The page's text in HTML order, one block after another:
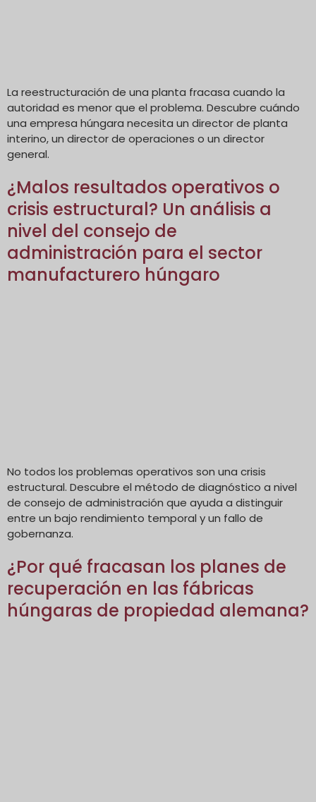
La reestructuración de una planta fracasa cuando la
autoridad es menor que el problema. Descubre cuándo
una empresa húngara necesita un director de planta
interino, un director de operaciones o un director
general.
¿Malos resultados operativos o
crisis estructural? Un análisis a
nivel del consejo de
administración para el sector
manufacturero húngaro
No todos los problemas operativos son una crisis
estructural. Descubre el método de diagnóstico a nivel
de consejo de administración que ayuda a distinguir
entre un bajo rendimiento temporal y un fallo de
gobernanza.
¿Por qué fracasan los planes de
recuperación en las fábricas
húngaras de propiedad alemana?